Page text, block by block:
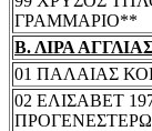
ΓΡΑΜΜΑΡΙΟ**
Β. ΛΙΡΑ
01 ΠΑΛΑΙΑΣ
02 ΕΛΙΣΑΒΕΤ